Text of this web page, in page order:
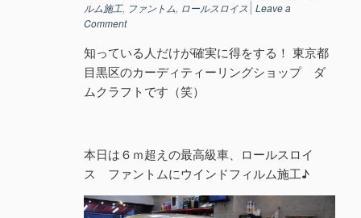
ルム施工, ファントム, ロールスロイス Leave a
Comment
知っている人だけが確実に得をする！ 東京都
目黒区のカーディティーリングショップ ダ
ムクラフトです（笑）
本日は６ｍ超えの最高級車、ロールスロイ
ス ファントムにウインドフィルム施工♪